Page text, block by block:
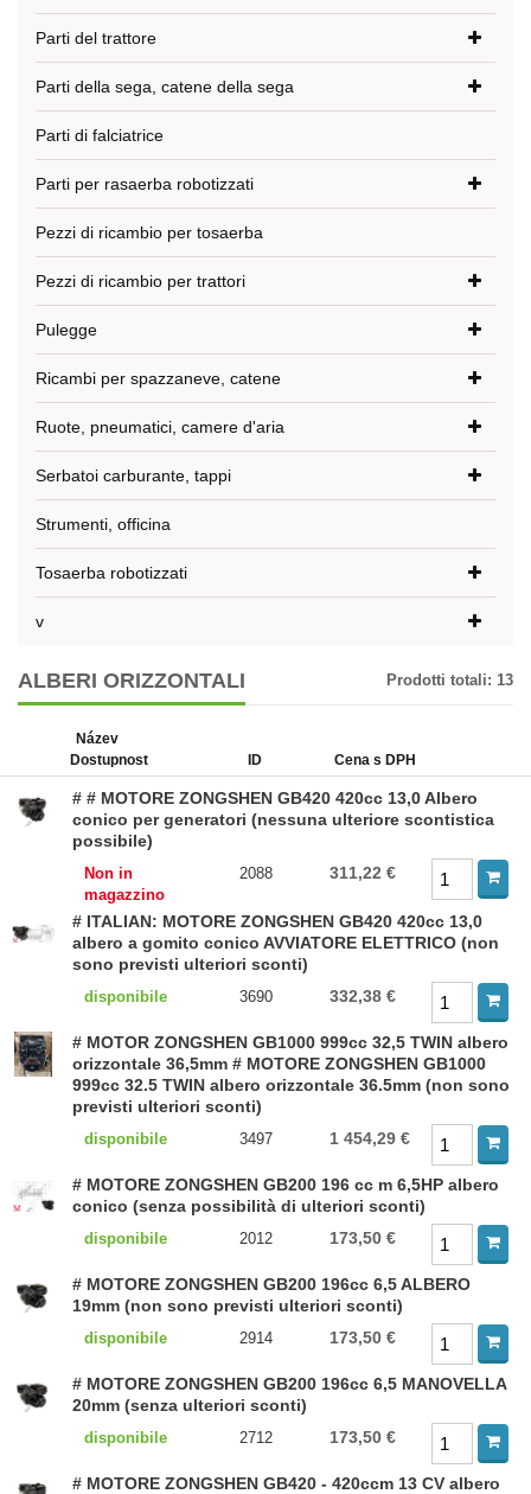
Parti del trattore
Parti della sega, catene della sega
Parti di falciatrice
Parti per rasaerba robotizzati
Pezzi di ricambio per tosaerba
Pezzi di ricambio per trattori
Pulegge
Ricambi per spazzaneve, catene
Ruote, pneumatici, camere d'aria
Serbatoi carburante, tappi
Strumenti, officina
Tosaerba robotizzati
v
ALBERI ORIZZONTALI Prodotti totali: 13
Název
Dostupnost
ID Cena s DPH
# # MOTORE ZONGSHEN GB420 420cc 13,0 Albero
conico per generatori (nessuna ulteriore scontistica
possibile)
Non in
magazzino
2088 311,22 €
# ITALIAN: MOTORE ZONGSHEN GB420 420cc 13,0
albero a gomito conico AVVIATORE ELETTRICO (non
sono previsti ulteriori sconti)
disponibile 3690 332,38 €
# MOTOR ZONGSHEN GB1000 999cc 32,5 TWIN albero
orizzontale 36,5mm # MOTORE ZONGSHEN GB1000
999cc 32.5 TWIN albero orizzontale 36.5mm (non sono
previsti ulteriori sconti)
disponibile 3497 1 454,29 €
# MOTORE ZONGSHEN GB200 196 cc m 6,5HP albero
conico (senza possibilità di ulteriori sconti)
disponibile 2012 173,50 €
# MOTORE ZONGSHEN GB200 196cc 6,5 ALBERO
19mm (non sono previsti ulteriori sconti)
disponibile 2914 173,50 €
# MOTORE ZONGSHEN GB200 196cc 6,5 MANOVELLA
20mm (senza ulteriori sconti)
disponibile 2712 173,50 €
# MOTORE ZONGSHEN GB420 - 420ccm 13 CV albero